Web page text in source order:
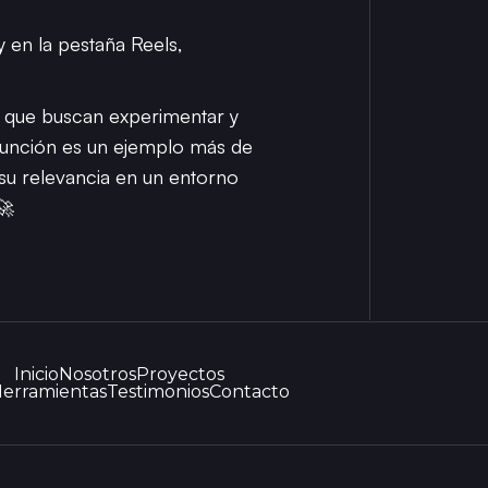
la pestaña Reels,
buscan experimentar y
es un ejemplo más de
relevancia en un entorno
InicioNosotrosProyectos
TestimoniosContacto